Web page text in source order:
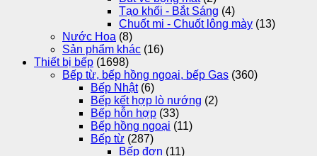
Tạo khối - Bắt Sáng (4)
Chuốt mi - Chuốt lông mày (13)
Nước Hoa (8)
Sản phẩm khác (16)
Thiết bị bếp (1698)
Bếp từ, bếp hồng ngoại, bếp Gas (360)
Bếp Nhật (6)
Bếp kết hợp lò nướng (2)
Bếp hỗn hợp (33)
Bếp hồng ngoại (11)
Bếp từ (287)
Bếp đơn (11)